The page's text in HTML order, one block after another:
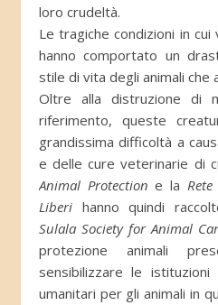
loro crudeltà.
Le tragiche condizioni in cui
hanno comportato un
stile di vita degli animali
Oltre alla distruzione di
riferimento, queste
grandissima difficoltà a
e delle cure veterinarie di
Animal Protection e la
Liberi hanno quindi
Sulala Society for Animal
protezione animali
sensibilizzare le
umanitari per gli animali in